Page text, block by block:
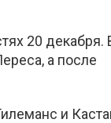
20 декабря.
а после
и